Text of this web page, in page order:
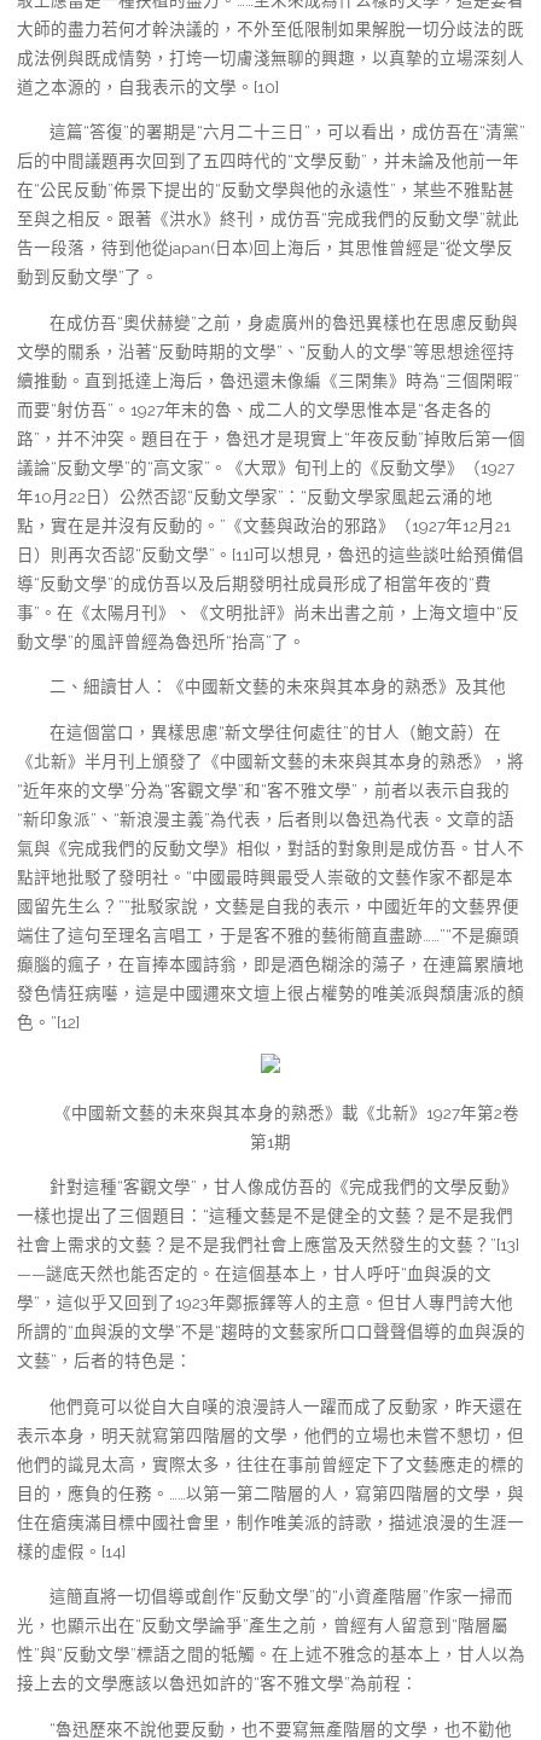
大師的盡力若何才幹決議的，不外至低限制如果解脫一切分歧法的既
成法例與既成情勢，打垮一切膚淺無聊的興趣，以真摯的立場深刻人
道之本源的，自我表示的文學。[10]
這篇“答復”的署期是“六月二十三日”，可以看出，成仿吾在“清黨”
后的中間議題再次回到了五四時代的“文學反動”，并未論及他前一年
在“公民反動”佈景下提出的“反動文學與他的永遠性”，某些不雅點甚
至與之相反。跟著《洪水》終刊，成仿吾“完成我們的反動文學”就此
告一段落，待到他從japan(日本)回上海后，其思惟曾經是“從文學反
動到反動文學”了。
在成仿吾“奧伏赫變”之前，身處廣州的魯迅異樣也在思慮反動與
文學的關系，沿著“反動時期的文學”、“反動人的文學”等思想途徑持
續推動。直到抵達上海后，魯迅還未像編《三閑集》時為“三個閑暇”
而要“射仿吾”。1927年末的魯、成二人的文學思惟本是“各走各的
路”，并不沖突。題目在于，魯迅才是現實上“年夜反動”掉敗后第一個
議論“反動文學”的“高文家”。《大眾》旬刊上的《反動文學》（1927
年10月22日）公然否認“反動文學家”：“反動文學家風起云涌的地
點，實在是并沒有反動的。”《文藝與政治的邪路》（1927年12月21
日）則再次否認“反動文學”。[11]可以想見，魯迅的這些談吐給預備倡
導“反動文學”的成仿吾以及后期發明社成員形成了相當年夜的“費
事”。在《太陽月刊》、《文明批評》尚未出書之前，上海文壇中“反
動文學”的風評曾經為魯迅所“抬高”了。
二、細讀甘人：《中國新文藝的未來與其本身的熟悉》及其他
在這個當口，異樣思慮“新文學往何處往”的甘人（鮑文蔚）在
《北新》半月刊上頒發了《中國新文藝的未來與其本身的熟悉》，將
“近年來的文學”分為“客觀文學”和“客不雅文學”，前者以表示自我的
“新印象派”、“新浪漫主義”為代表，后者則以魯迅為代表。文章的語
氣與《完成我們的反動文學》相似，對話的對象則是成仿吾。甘人不
點評地批駁了發明社。“中國最時興最受人崇敬的文藝作家不都是本
國留先生么？”“批駁家說，文藝是自我的表示，中國近年的文藝界便
端住了這句至理名言唱工，于是客不雅的藝術簡直盡跡……”“不是癲頭
癲腦的瘋子，在盲捧本國詩翁，即是酒色糊涂的蕩子，在連篇累牘地
發色情狂病囈，這是中國邇來文壇上很占權勢的唯美派與頹唐派的顏
色。”[12]
《中國新文藝的未來與其本身的熟悉》載《北新》1927年第2卷
第1期
針對這種“客觀文學”，甘人像成仿吾的《完成我們的文學反動》
一樣也提出了三個題目：“這種文藝是不是健全的文藝？是不是我們
社會上需求的文藝？是不是我們社會上應當及天然發生的文藝？”[13]
——謎底天然也能否定的。在這個基本上，甘人呼吁“血與淚的文
學”，這似乎又回到了1923年鄭振鐸等人的主意。但甘人專門誇大他
所謂的“血與淚的文學”不是“趨時的文藝家所口口聲聲倡導的血與淚的
文藝”，后者的特色是：
他們竟可以從自大自嘆的浪漫詩人一躍而成了反動家，昨天還在
表示本身，明天就寫第四階層的文學，他們的立場也未嘗不懇切，但
他們的識見太高，實際太多，往往在事前曾經定下了文藝應走的標的
目的，應負的任務。……以第一第二階層的人，寫第四階層的文學，與
住在瘡痍滿目標中國社會里，制作唯美派的詩歌，描述浪漫的生涯一
樣的虛假。[14]
這簡直將一切倡導或創作“反動文學”的“小資產階層”作家一掃而
光，也顯示出在“反動文學論爭”產生之前，曾經有人留意到“階層屬
性”與“反動文學”標語之間的牴觸。在上述不雅念的基本上，甘人以為
接上去的文學應該以魯迅如許的“客不雅文學”為前程：
“魯迅歷來不說他要反動，也不要寫無產階層的文學，也不勸他